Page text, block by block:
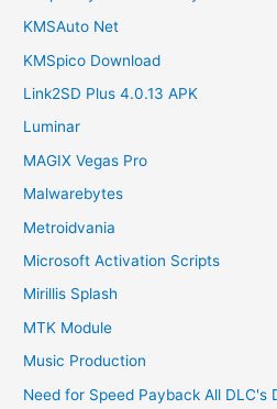
KMSAuto Net
KMSpico Download
Link2SD Plus 4.0.13 APK
Luminar
MAGIX Vegas Pro
Malwarebytes
Metroidvania
Microsoft Activation Scripts
Mirillis Splash
MTK Module
Music Production
Need for Speed Payback All DLC's